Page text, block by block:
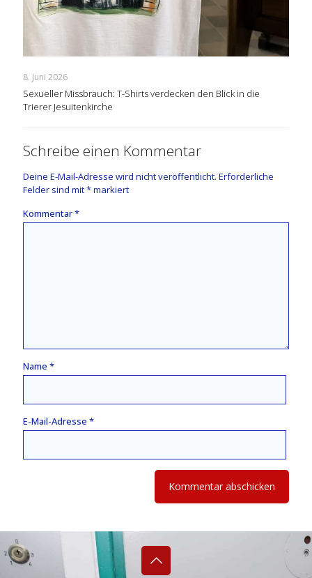
8. Juni 2026
Sexueller Missbrauch: T-Shirts verdecken den Blick in die
Trierer Jesuitenkirche
Schreibe einen Kommentar
Deine E-Mail-Adresse wird nicht veröffentlicht. Erforderliche
Felder sind mit*markiert
Kommentar*
Name *
E-Mail-Adresse *